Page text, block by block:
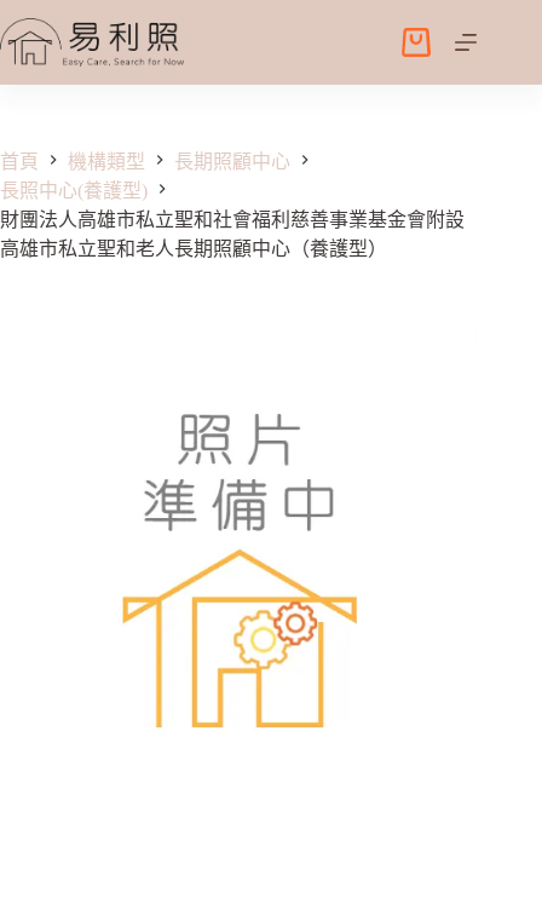
至
容
購
物
首頁 機構類型
長期照顧中心
長照中心(養護型)
財團法人高雄市私立聖和社會福利慈善事業基金會附設
高雄市私立聖和老人長期照顧中心（養護型）